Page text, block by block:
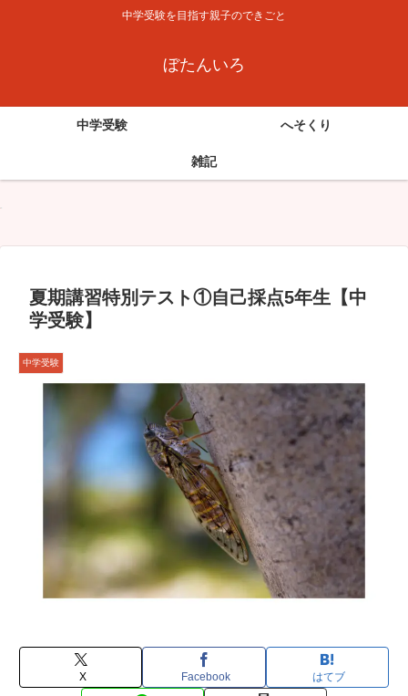
中学受験を目指す親子のできごと
ぼたんいろ
中学受験 へそくり
雑記
夏期講習特別テスト①自己採点5年生【中
学受験】
中学受験
X Facebook はてブ